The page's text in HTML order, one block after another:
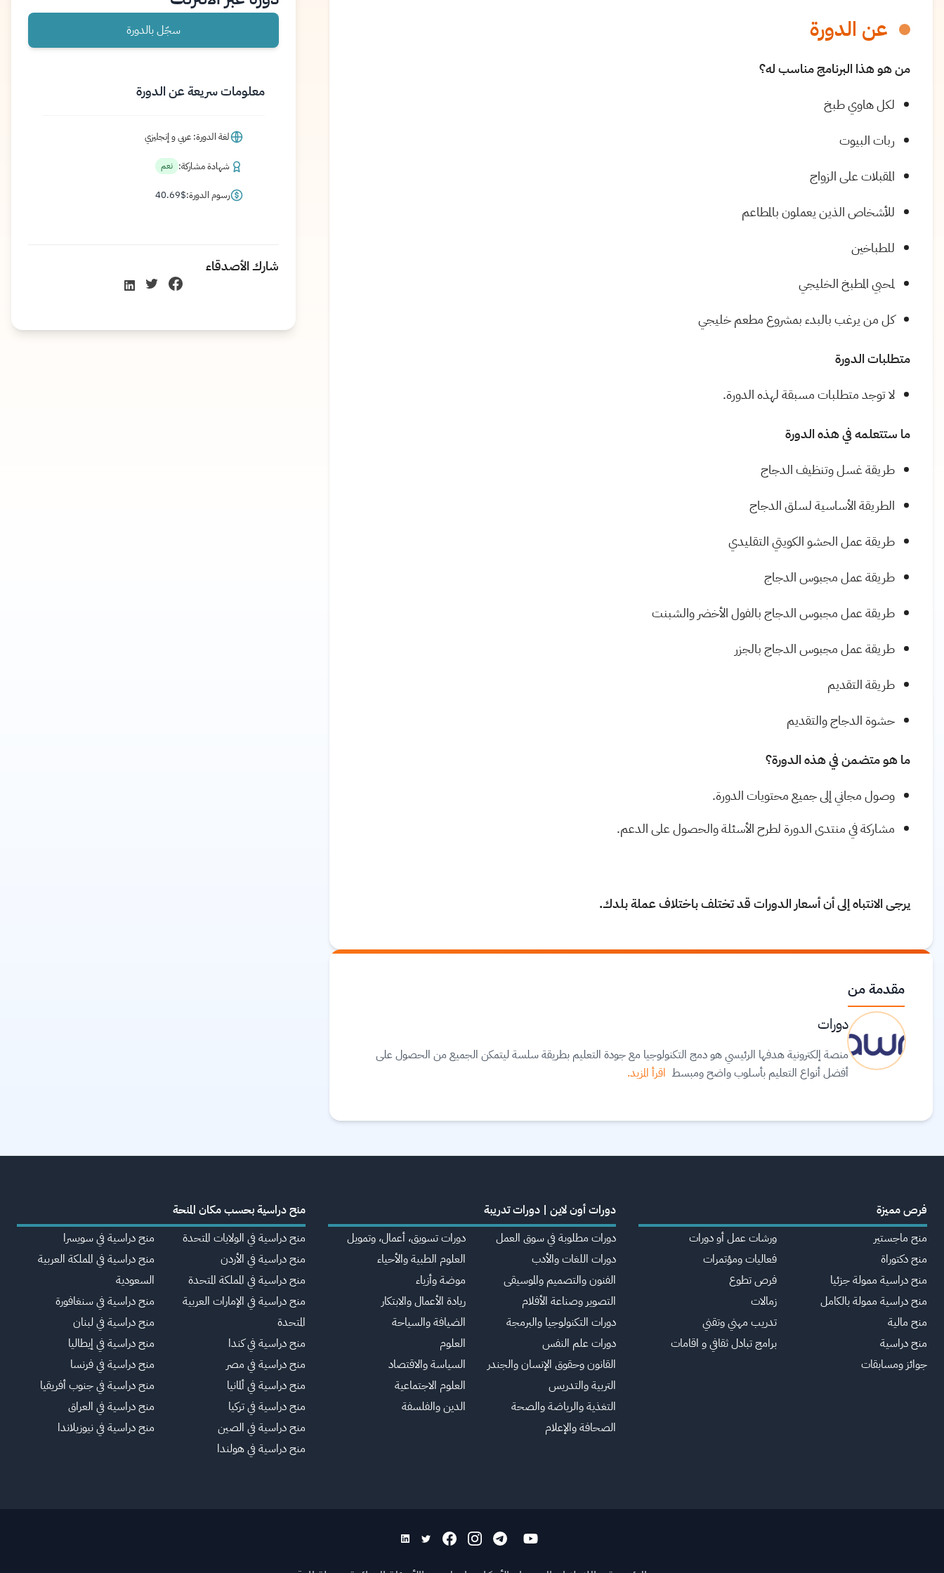
عن الدورة
من هو هذا البرنامج مناسب له؟
لكل هاوي طبخ
ربات البيوت
المقبلات على الزواج
للأشخاص الذين يعملون بالمطاعم
للطباخين
لمحبي المطبخ الخليجي
كل من يرغب بالبدء بمشروع مطعم خليجي
متطلبات الدورة
لا توجد متطلبات مسبقة لهذه الدورة.
ما ستتعلمه في هذه الدورة
طريقة غسل وتنظيف الدجاج
الطريقة الأساسية لسلق الدجاج
طريقة عمل الحشو الكويتي التقليدي
طريقة عمل مجبوس الدجاج
طريقة عمل مجبوس الدجاج بالفول الأخضر والشبنت
طريقة عمل مجبوس الدجاج بالجزر
طريقة التقديم
حشوة الدجاج والتقديم
ما هو متضمن في هذه الدورة؟
وصول مجاني إلى جميع محتويات الدورة.
مشاركة في منتدى الدورة لطرح الأسئلة والحصول على الدعم.
يرجى الانتباه إلى أن أسعار الدورات قد تختلف باختلاف عملة بلدك.
مقدمة من
دورات
منصة إلكترونية هدفها الرئيسي هو دمج التكنولوجيا مع جودة التعليم بطريقة سلسة ليتمكن الجميع من الحصول على
أفضل أنواع التعليم بأسلوب واضح ومبسط اقرأ المزيد.
سجّل بالدورة
معلومات سريعة عن الدورة
لغة الدورة: عربي و إنجليزي
شهادة مشاركة: نعم
رسوم الدورة: 40.69$
شارك الأصدقاء
فرص مميزة
منح ماجستير
منح دكتوراة
منح دراسية ممولة جزئيا
منح دراسية ممولة بالكامل
منح مالية
منح دراسية
جوائز ومسابقات
ورشات عمل أو دورات
فعاليات ومؤتمرات
فرص تطوع
زمالات
تدريب مهني وتقني
برامج تبادل ثقافي و اقامات
دورات أون لاين | دورات تدريبة
دورات مطلوبة في سوق العمل
دورات اللغات والأدب
الفنون والتصميم والموسيقى
التصوير وصناعة الأفلام
دورات التكنولوجيا والبرمجة
دورات علم النفس
القانون وحقوق الإنسان والجندر
التربية والتدريس
التغذية والرياضة والصحة
الصحافة والإعلام
دورات تسويق، أعمال، وتمويل
العلوم الطبية والأحياء
موضة وأزياء
ريادة الأعمال والابتكار
الضيافة والسياحة
العلوم
السياسة والاقتصاد
العلوم الاجتماعية
الدين والفلسفة
منح دراسية بحسب مكان المنحة
منح دراسية في الولايات المتحدة
منح دراسية في الأردن
منح دراسية في المملكة المتحدة
منح دراسية في الإمارات العربية
المتحدة
منح دراسية في كندا
منح دراسية في مصر
منح دراسية في ألمانيا
منح دراسية في تركيا
منح دراسية في الصين
منح دراسية في هولندا
منح دراسية في سويسرا
منح دراسية في المملكة العربية
السعودية
منح دراسية في سنغافورة
منح دراسية في لبنان
منح دراسية في إيطاليا
منح دراسية في فرنسا
منح دراسية في جنوب أفريقيا
منح دراسية في العراق
منح دراسية في نيوزيلاندا